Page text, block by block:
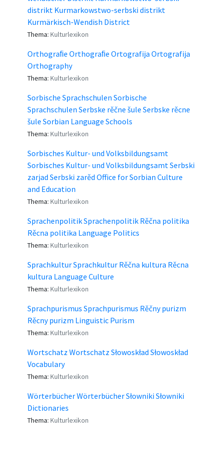
distrikt Kurmarkowstwo-serbski distrikt
Kurmärkisch-Wendish District
Thema: Kulturlexikon
Orthograﬁe Orthograﬁe Ortografija Ortografija
Orthography
Thema: Kulturlexikon
Sorbische Sprachschulen Sorbische
Sprachschulen Serbske rěčne šule Serbske rěcne
šule Sorbian Language Schools
Thema: Kulturlexikon
Sorbisches Kultur- und Volksbildungsamt
Sorbisches Kultur- und Volksbildungsamt Serbski
zarjad Serbski zarěd Office for Sorbian Culture
and Education
Thema: Kulturlexikon
Sprachenpolitik Sprachenpolitik Rěčna politika
Rěcna politika Language Politics
Thema: Kulturlexikon
Sprachkultur Sprachkultur Rěčna kultura Rěcna
kultura Language Culture
Thema: Kulturlexikon
Sprachpurismus Sprachpurismus Rěčny purizm
Rěcny purizm Linguistic Purism
Thema: Kulturlexikon
Wortschatz Wortschatz Słowoskład Słowoskład
Vocabulary
Thema: Kulturlexikon
Wörterbücher Wörterbücher Słowniki Słowniki
Dictionaries
Thema: Kulturlexikon